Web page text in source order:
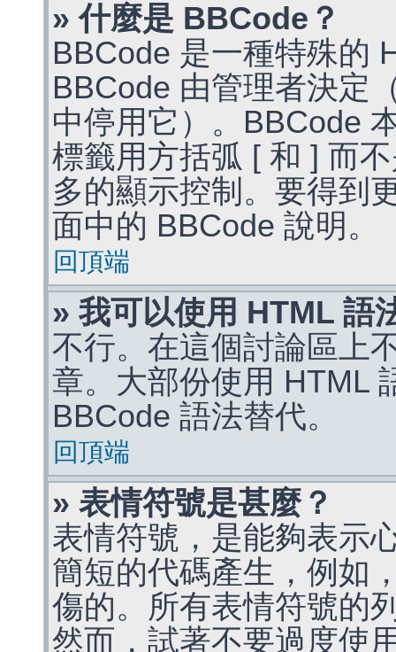
» 什麼是 BBCode？
BBCode 是一種特殊的
BBCode 由管理者決定
中停用它）。BBCode
標籤用方括弧 [ 和 ] 而
多的顯示控制。要得到
面中的 BBCode 說明。
回頂端
» 我可以使用 HTML 語
不行。在這個討論區上
章。大部份使用 HTML
BBCode 語法替代。
回頂端
» 表情符號是甚麼？
表情符號，是能夠表示
簡短的代碼產生，例如
傷的。所有表情符號的
然而，試著不要過度使